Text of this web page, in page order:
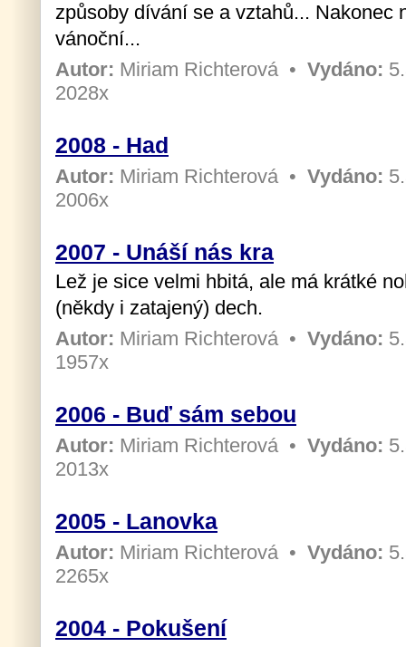
způsoby dívání se a vztahů... Nakonec
vánoční...
Autor: Miriam Richterová• Vydáno:
2028x
2008 - Had
Autor: Miriam Richterová• Vydáno:
2006x
2007 - Unáší nás kra
Lež je sice velmi hbitá, ale má krátké
(někdy i zatajený) dech.
Autor: Miriam Richterová• Vydáno:
1957x
2006 - Buď sám sebou
Autor: Miriam Richterová• Vydáno:
2013x
2005 - Lanovka
Autor: Miriam Richterová• Vydáno:
2265x
2004 - Pokušení